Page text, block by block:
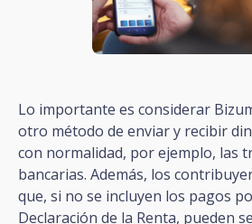
Lo importante es considerar
otro método de enviar y recibir
con normalidad, por ejemplo, las
bancarias. Además, los
que, si no se incluyen los pagos
Declaración de la Renta, pueden